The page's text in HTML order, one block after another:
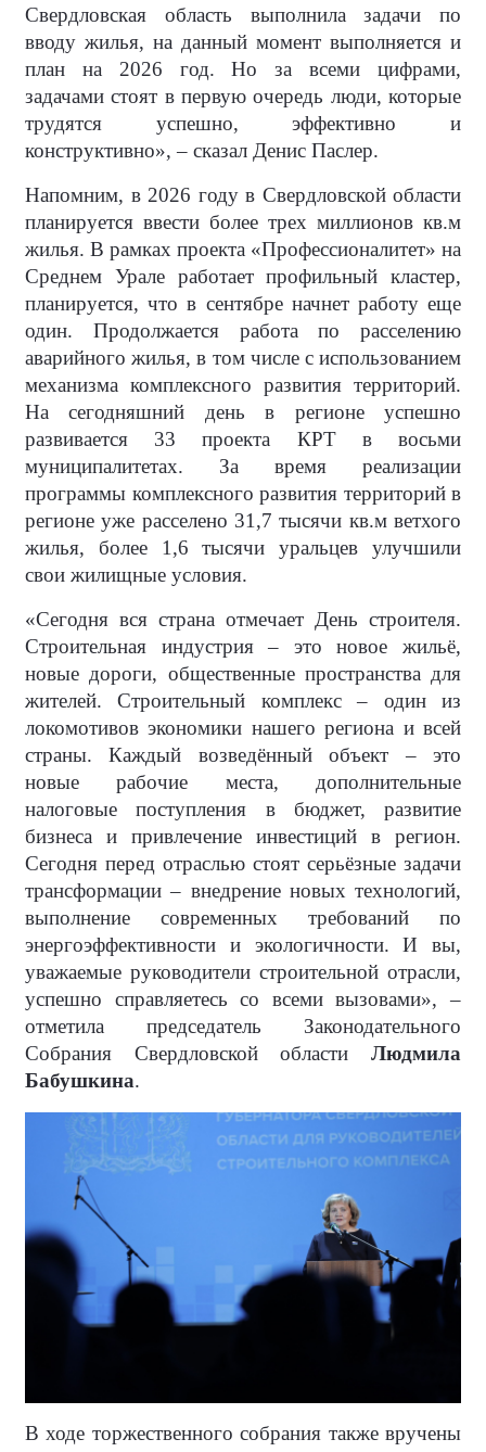
Свердловская область выполнила задачи по
вводу жилья, на данный момент выполняется и
план на 2026 год. Но за всеми цифрами,
задачами стоят в первую очередь люди, которые
трудятся успешно, эффективно и
конструктивно», – сказал Денис Паслер.
Напомним, в 2026 году в Свердловской области
планируется ввести более трех миллионов кв.м
жилья. В рамках проекта «Профессионалитет» на
Среднем Урале работает профильный кластер,
планируется, что в сентябре начнет работу еще
один. Продолжается работа по расселению
аварийного жилья, в том числе с использованием
механизма комплексного развития территорий.
На сегодняшний день в регионе успешно
развивается 33 проекта КРТ в восьми
муниципалитетах. За время реализации
программы комплексного развития территорий в
регионе уже расселено 31,7 тысячи кв.м ветхого
жилья, более 1,6 тысячи уральцев улучшили
свои жилищные условия.
«Сегодня вся страна отмечает День строителя.
Строительная индустрия – это новое жильё,
новые дороги, общественные пространства для
жителей. Строительный комплекс – один из
локомотивов экономики нашего региона и всей
страны. Каждый возведённый объект – это
новые рабочие места, дополнительные
налоговые поступления в бюджет, развитие
бизнеса и привлечение инвестиций в регион.
Сегодня перед отраслью стоят серьёзные задачи
трансформации – внедрение новых технологий,
выполнение современных требований по
энергоэффективности и экологичности. И вы,
уважаемые руководители строительной отрасли,
успешно справляетесь со всеми вызовами», –
отметила председатель Законодательного
Собрания Свердловской области Людмила
Бабушкина.
В ходе торжественного собрания также вручены